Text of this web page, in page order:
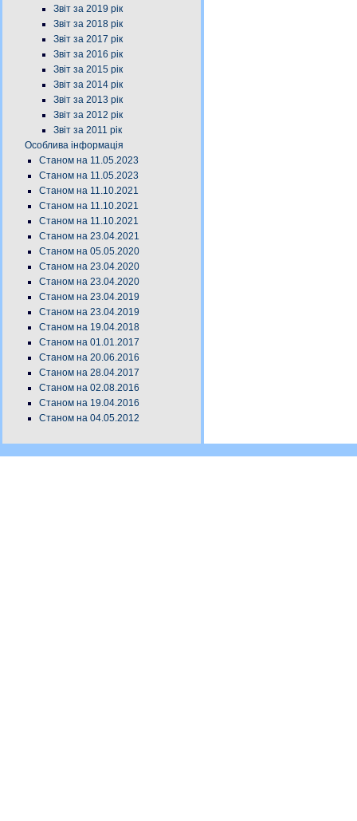
Звіт за 2019 рік
Звіт за 2018 рік
Звіт за 2017 рік
Звіт за 2016 рік
Звіт за 2015 рік
Звіт за 2014 рік
Звіт за 2013 рік
Звіт за 2012 рік
Звіт за 2011 рік
Особлива інформація
Станом на 11.05.2023
Станом на 11.05.2023
Станом на 11.10.2021
Станом на 11.10.2021
Станом на 11.10.2021
Станом на 23.04.2021
Станом на 05.05.2020
Станом на 23.04.2020
Станом на 23.04.2020
Станом на 23.04.2019
Станом на 23.04.2019
Станом на 19.04.2018
Станом на 01.01.2017
Станом на 20.06.2016
Станом на 28.04.2017
Станом на 02.08.2016
Станом на 19.04.2016
Станом на 04.05.2012